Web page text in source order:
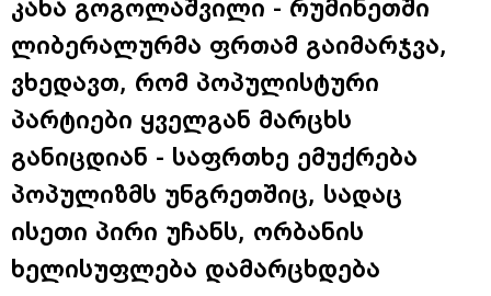
კახა გოგოლაშვილი - რუმინეთში
ლიბერალურმა ფრთამ გაიმარჯვა,
ვხედავთ, რომ პოპულისტური
პარტიები ყველგან მარცხს
განიცდიან - საფრთხე ემუქრება
პოპულიზმს უნგრეთშიც, სადაც
ისეთი პირი უჩანს, ორბანის
ხელისუფლება დამარცხდება